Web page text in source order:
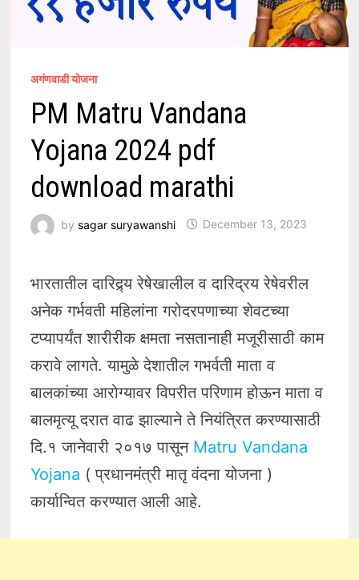
अगंणवाडी योजना
PM Matru Vandana
Yojana 2024 pdf
download marathi
by sagar suryawanshi December 13, 2023
भारतातील दारिद्र्य रेषेखालील व दारिद्रय रेषेवरील
अनेक गर्भवती महिलांना गरोदरपणाच्या शेवटच्या
टप्यापर्यंत शारीरीक क्षमता नसतानाही मजूरीसाठी काम
करावे लागते. यामुळे देशातील गभर्वती माता व
बालकांच्या आरोग्यावर विपरीत परिणाम होऊन माता व
बालमृत्यू दरात वाढ झाल्याने ते नियंत्रित करण्यासाठी
दि.१ जानेवारी २०१७ पासून Matru Vandana
Yojana ( प्रधानमंत्री मातृ वंदना योजना )
कार्यान्वित करण्यात आली आहे.